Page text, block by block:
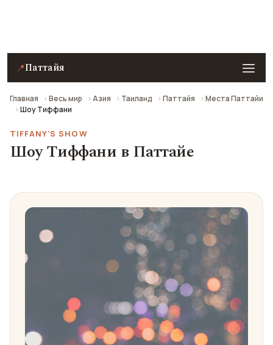
📍Паттайя
Главная Весь мир Азия Таиланд Паттайя
Места Паттайи
Шоу Тиффани
TIFFANY'S SHOW
Шоу Тиффани в Паттайе